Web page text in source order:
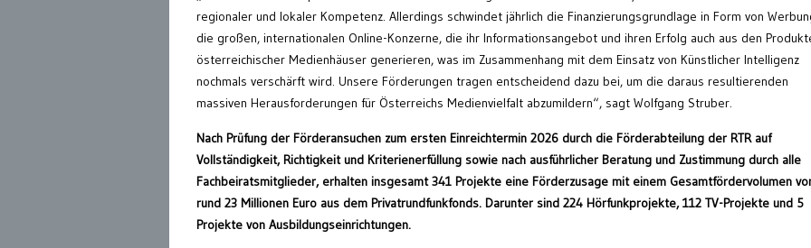
regionaler und lokaler Kompetenz. Allerdings schwindet jährlich die Finanzierungsgrundlage in Form von
die großen, internationalen Online-Konzerne, die ihr Informationsangebot und ihren Erfolg auch aus den
österreichischer Medienhäuser generieren, was im Zusammenhang mit dem Einsatz von Künstlicher Intelligenz
nochmals verschärft wird. Unsere Förderungen tragen entscheidend dazu bei, um die daraus resultierenden
massiven Herausforderungen für Österreichs Medienvielfalt abzumildern“, sagt Wolfgang Struber.
Nach Prüfung der Förderansuchen zum ersten Einreichtermin 2026 durch die Förderabteilung der RTR auf
Vollständigkeit, Richtigkeit und Kriterienerfüllung sowie nach ausführlicher Beratung und Zustimmung durch alle
Fachbeiratsmitglieder, erhalten insgesamt 341 Projekte eine Förderzusage mit einem Gesamtfördervolumen
rund 23 Millionen Euro aus dem Privatrundfunkfonds. Darunter sind 224 Hörfunkprojekte, 112 TV-Projekte und 5
Projekte von Ausbildungseinrichtungen.